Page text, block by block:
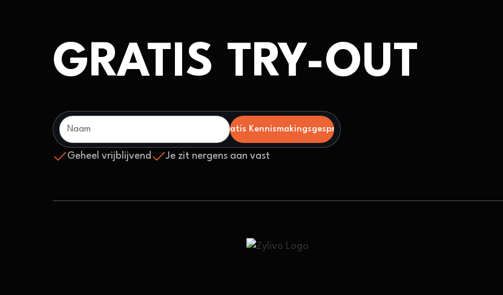
GRATIS TRY-OUT
Geheel vrijblijvend Je zit nergens aan vast